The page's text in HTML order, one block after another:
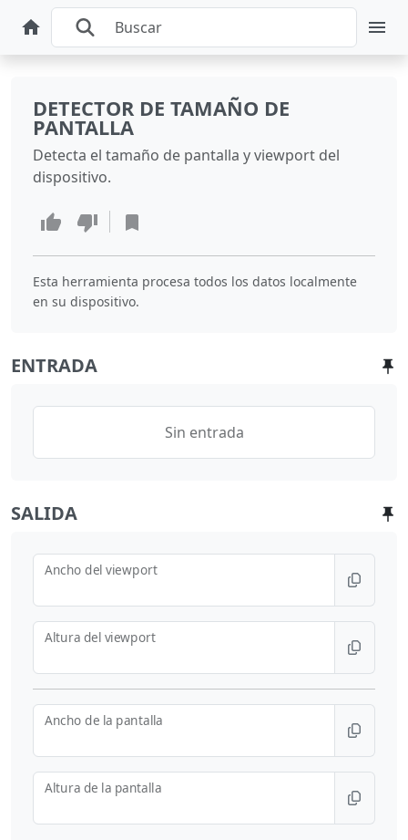
DETECTOR DE TAMAÑO DE
PANTALLA
Detecta el tamaño de pantalla y viewport del
dispositivo.
Esta herramienta procesa todos los datos localmente
en su dispositivo.
ENTRADA
Sin entrada
SALIDA
Ancho del viewport
Altura del viewport
Ancho de la pantalla
Altura de la pantalla